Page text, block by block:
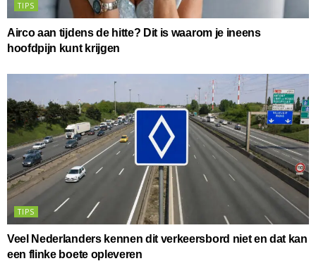
TIPS
Airco aan tijdens de hitte? Dit is waarom je ineens
hoofdpijn kunt krijgen
TIPS
Veel Nederlanders kennen dit verkeersbord niet en dat kan
een flinke boete opleveren